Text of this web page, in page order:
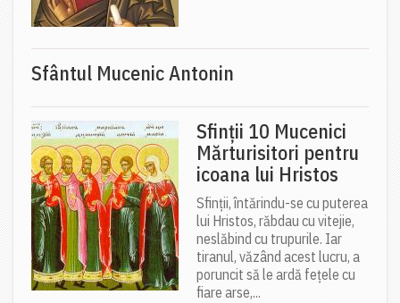
Sfântul Mucenic Antonin
Sfinții 10 Mucenici
Mărturisitori pentru
icoana lui Hristos
Sfinții, întărindu-se cu puterea
lui Hristos, răbdau cu vitejie,
neslăbind cu trupurile. Iar
tiranul, văzând acest lucru, a
poruncit să le ardă fețele cu
fiare arse,...